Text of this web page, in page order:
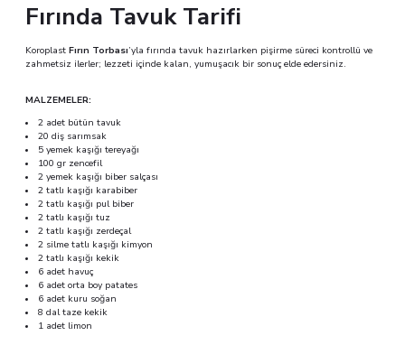
Fırında Tavuk Tarifi
Koroplast Fırın Torbası’yla fırında tavuk hazırlarken pişirme süreci kontrollü ve
zahmetsiz ilerler; lezzeti içinde kalan, yumuşacık bir sonuç elde edersiniz.
MALZEMELER:
2 adet bütün tavuk
20 diş sarımsak
5 yemek kaşığı tereyağı
100 gr zencefil
2 yemek kaşığı biber salçası
2 tatlı kaşığı karabiber
2 tatlı kaşığı pul biber
2 tatlı kaşığı tuz
2 tatlı kaşığı zerdeçal
2 silme tatlı kaşığı kimyon
2 tatlı kaşığı kekik
6 adet havuç
6 adet orta boy patates
6 adet kuru soğan
8 dal taze kekik
1 adet limon